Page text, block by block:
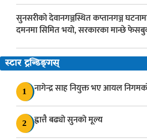
सुनसरीको देवानगञ्जस्थित कप्तानगञ्ज
दमनमा सिमित भयो, सरकारका मान्छे
स्टार ट्रन्डिङ्गस्
1 नागेन्द्र साह नियुक्त भए आयल
2 ह्वात्तै बढ्यो सुनको मूल्य